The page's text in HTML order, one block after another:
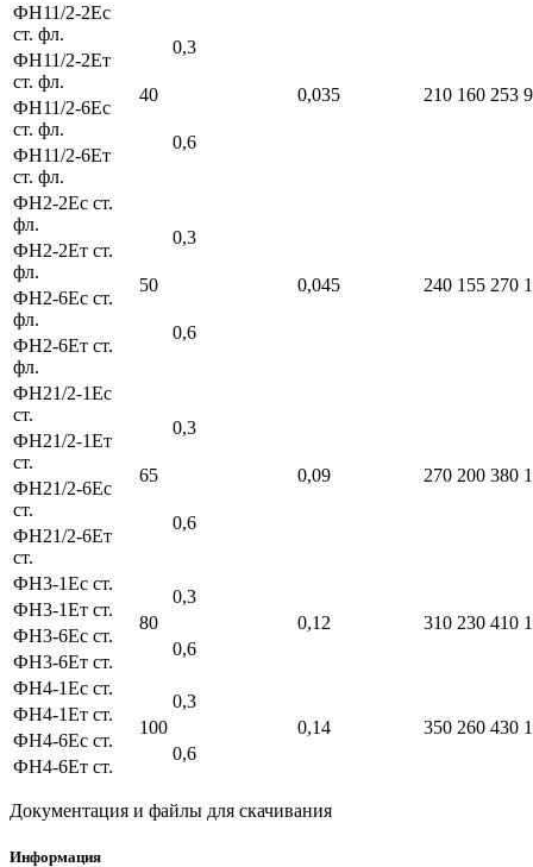
ФН11/2-2Ес
ст. фл.
40
0,3
0,035 210 160 253
ФН11/2-2Ет
ст. фл.
ФН11/2-6Ес
ст. фл.
0,6
ФН11/2-6Ет
ст. фл.
ФН2-2Ес ст.
фл.
50
0,3
0,045 240 155 270
ФН2-2Ет ст.
фл.
ФН2-6Ес ст.
фл.
0,6
ФН2-6Ет ст.
фл.
ФН21/2-1Ес
ст.
65
0,3
0,09 270 200 380
ФН21/2-1Ет
ст.
ФН21/2-6Ес
ст.
0,6
ФН21/2-6Ет
ст.
ФН3-1Ес ст.
80
0,3
0,12
310 230 410
ФН3-1Ет ст.
ФН3-6Ес ст.
0,6
ФН3-6Ет ст.
ФН4-1Ес ст.
100
0,3
0,14
350 260 430
ФН4-1Ет ст.
ФН4-6Ес ст.
0,6
ФН4-6Ет ст.
Документация и файлы для скачивания
Информация